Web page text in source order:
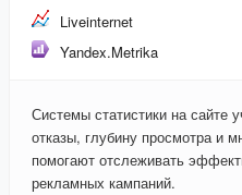
Liveinternet
Yandex.Metrika
Системы статистики на сайте
отказы, глубину просмотра и
помогают отслеживать
рекламных кампаний.